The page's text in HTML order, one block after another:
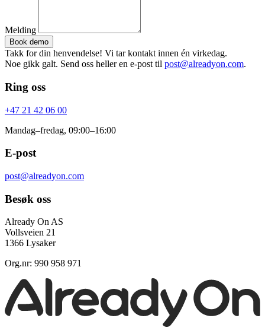
Melding
Book demo
Takk for din henvendelse! Vi tar kontakt innen én virkedag.
Noe gikk galt. Send oss heller en e-post til post@alreadyon.com.
Ring oss
+47 21 42 06 00
Mandag–fredag, 09:00–16:00
E-post
post@alreadyon.com
Besøk oss
Already On AS
Vollsveien 21
1366 Lysaker
Org.nr: 990 958 971